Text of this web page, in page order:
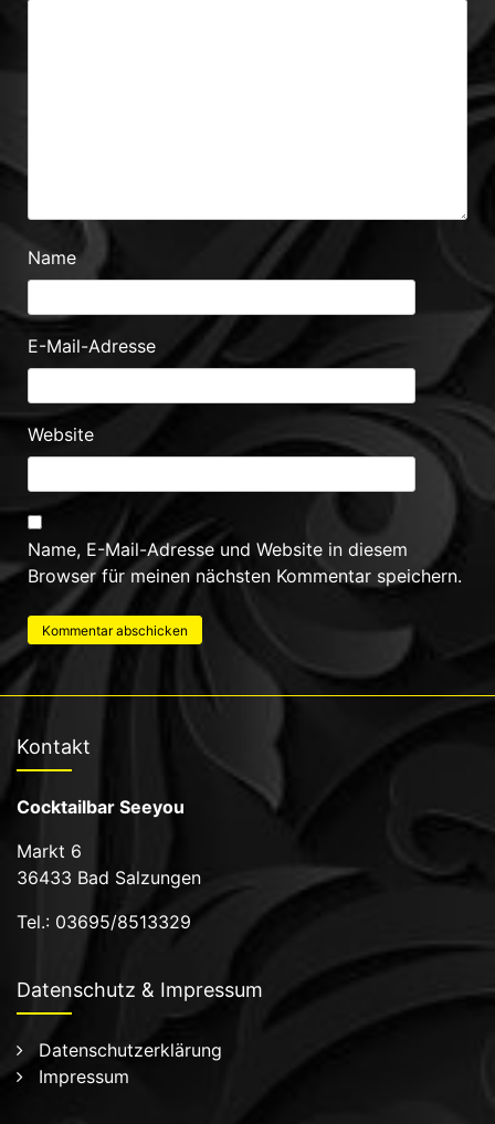
Name
E-Mail-Adresse
Website
Name, E-Mail-Adresse und Website in diesem
Browser für meinen nächsten Kommentar speichern.
Kontakt
Cocktailbar Seeyou
Markt 6
36433 Bad Salzungen
Tel.: 03695/8513329
Datenschutz & Impressum
Datenschutzerklärung
Impressum